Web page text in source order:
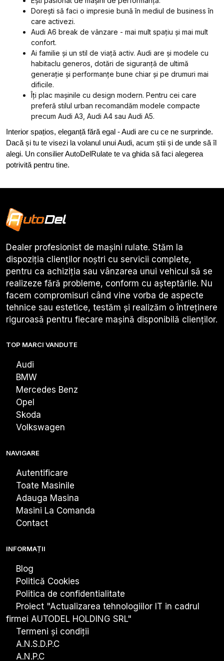
Dorești să faci o impresie bună în mediul de business în
care activezi.
Audi A6 break de vânzare - mai mult spațiu și mai mult
confort.
Ai familie și un stil de viață activ. Audi are și modele cu
habitaclu generos, dotări de siguranță de ultimă
generație și performanțe bune chiar și pe drumuri mai
dificile.
Îți plac mașinile cu design modern. Pentru cei care
preferă stilul urban recomandăm modele compacte
precum Audi A3, Audi A4 sau Audi A5.
Interior spațios, eleganță fără egal - Audi are cu ce ne surprinde.
Dacă și tu te visezi la volanul unui Audi, acum știi și de unde să îl
alegi. Un consilier AutoDelRulate te va ghida să faci alegerea
potrivită pentru tine.
Dealer profesionist de mașini rulate. Stăm la
dispoziția clienților noștri cu servicii complete,
pentru ca achiziția sau vânzarea unui vehicul să se
realizeze fără probleme, conform cu așteptările. Nu
facem compromisuri când vine vorba de aspecte
tehnice sau estetice, testăm și realizăm o întreținere
riguroasă pentru fiecare mașină disponibilă clienților.
TOP MARCI VANDUTE
Audi
BMW
Mercedes Benz
Opel
Skoda
Volkswagen
NAVIGARE
Autentificare
Toate Masinile
Adauga Masina
Masini La Comanda
Contact
INFORMAȚII
Blog
Politică Cookies
Politica de confidentialitate
Proiect "Actualizarea tehnologiiIor IT in cadrul
firmei AUTODEL HOLDING SRL"
Termeni și condiții
A.N.S.D.P.C
A.N.P.C